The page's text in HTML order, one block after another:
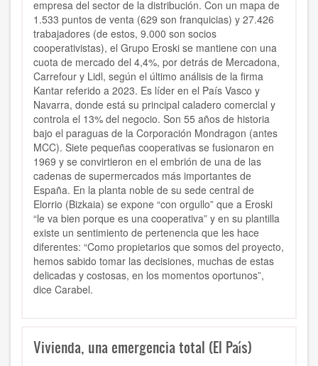
empresa del sector de la distribución. Con un mapa de
1.533 puntos de venta (629 son franquicias) y 27.426
trabajadores (de estos, 9.000 son socios
cooperativistas), el Grupo Eroski se mantiene con una
cuota de mercado del 4,4%, por detrás de Mercadona,
Carrefour y Lidl, según el último análisis de la firma
Kantar referido a 2023. Es líder en el País Vasco y
Navarra, donde está su principal caladero comercial y
controla el 13% del negocio. Son 55 años de historia
bajo el paraguas de la Corporación Mondragon (antes
MCC). Siete pequeñas cooperativas se fusionaron en
1969 y se convirtieron en el embrión de una de las
cadenas de supermercados más importantes de
España. En la planta noble de su sede central de
Elorrio (Bizkaia) se expone “con orgullo” que a Eroski
“le va bien porque es una cooperativa” y en su plantilla
existe un sentimiento de pertenencia que les hace
diferentes: “Como propietarios que somos del proyecto,
hemos sabido tomar las decisiones, muchas de estas
delicadas y costosas, en los momentos oportunos”,
dice Carabel.
Vivienda, una emergencia total (El País)